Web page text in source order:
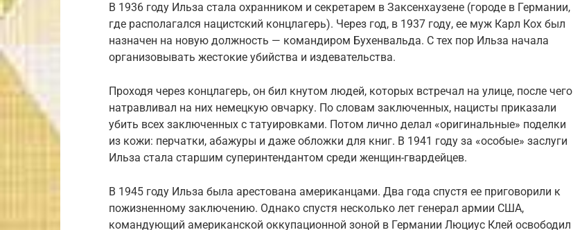
В 1936 году Ильза стала охранником и секретарем в Заксенхаузене (городе в Германии,
где располагался нацистский концлагерь). Через год, в 1937 году, ее муж Карл Кох был
назначен на новую должность — командиром Бухенвальда. С тех пор Ильза начала
организовывать жестокие убийства и издевательства.
Проходя через концлагерь, он бил кнутом людей, которых встречал на улице, после чего
натравливал на них немецкую овчарку. По словам заключенных, нацисты приказали
убить всех заключенных с татуировками. Потом лично делал «оригинальные» поделки
из кожи: перчатки, абажуры и даже обложки для книг. В 1941 году за «особые» заслуги
Ильза стала старшим суперинтендантом среди женщин-гвардейцев.
В 1945 году Ильза была арестована американцами. Два года спустя ее приговорили к
пожизненному заключению. Однако спустя несколько лет генерал армии США,
командующий американской оккупационной зоной в Германии Люциус Клей освободил